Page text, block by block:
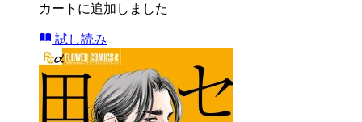
カートに追加しました
試し読み